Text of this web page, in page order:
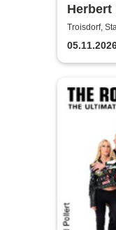
Herbert
- Voll
Troisdorf,